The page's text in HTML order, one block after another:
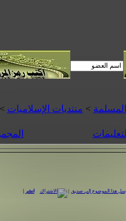
> منتديات الإسلاميات >
التعليمات
| انشر